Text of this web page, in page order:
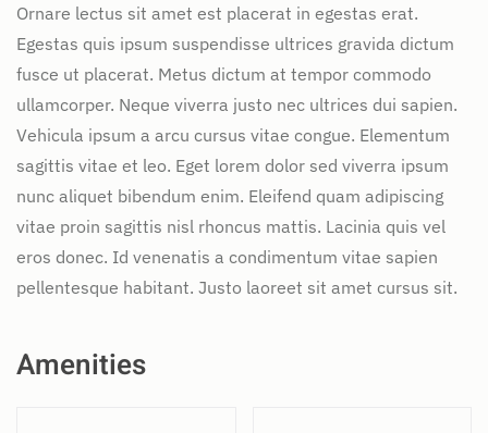
Ornare lectus sit amet est placerat in egestas erat.
Egestas quis ipsum suspendisse ultrices gravida dictum
fusce ut placerat. Metus dictum at tempor commodo
ullamcorper. Neque viverra justo nec ultrices dui sapien.
Vehicula ipsum a arcu cursus vitae congue. Elementum
sagittis vitae et leo. Eget lorem dolor sed viverra ipsum
nunc aliquet bibendum enim. Eleifend quam adipiscing
vitae proin sagittis nisl rhoncus mattis. Lacinia quis vel
eros donec. Id venenatis a condimentum vitae sapien
pellentesque habitant. Justo laoreet sit amet cursus sit.
Amenities